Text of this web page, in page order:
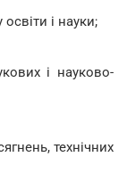
і науки;
і науково-
технічних